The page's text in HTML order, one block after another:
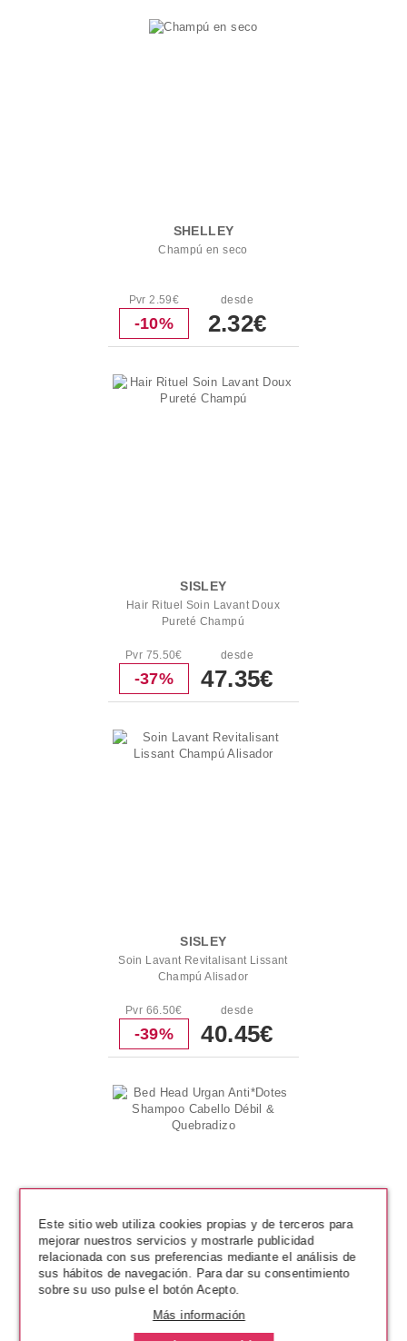
SHELLEY
Champú en seco
Pvr 2.59€
-10%
desde
2.32€
SISLEY
Hair Rituel Soin Lavant Doux
Pureté Champú
Pvr 75.50€
-37%
desde
47.35€
SISLEY
Soin Lavant Revitalisant Lissant
Champú Alisador
Pvr 66.50€
-39%
desde
40.45€
TIGI
Bed Head Urgan Anti*Dotes
Shampoo Cabello Débil &
Este sitio web utiliza cookies propias y de terceros para
mejorar nuestros servicios y mostrarle publicidad
relacionada con sus preferencias mediante el análisis de
sus hábitos de navegación. Para dar su consentimiento
sobre su uso pulse el botón Acepto.
Más información